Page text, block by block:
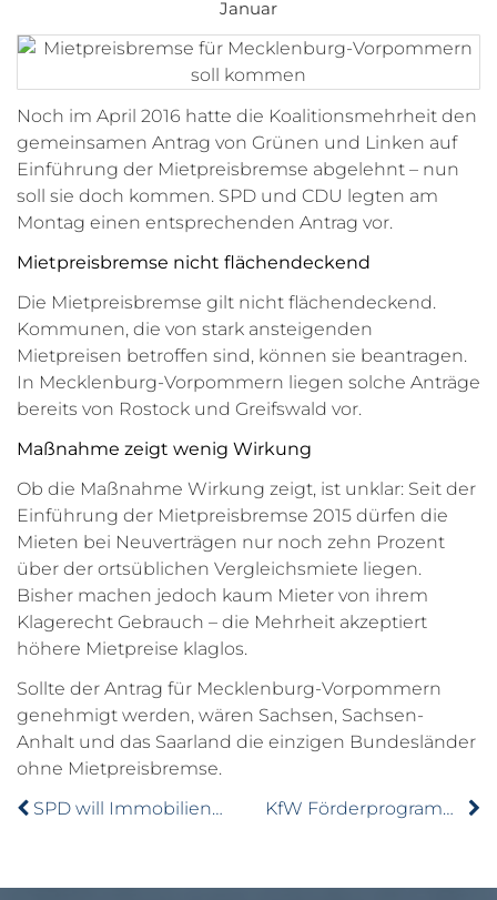
Januar
Noch im April 2016 hatte die Koalitionsmehrheit den
gemeinsamen Antrag von Grünen und Linken auf
Einführung der Mietpreisbremse abgelehnt – nun
soll sie doch kommen. SPD und CDU legten am
Montag einen entsprechenden Antrag vor.
Mietpreisbremse nicht flächendeckend
Die Mietpreisbremse gilt nicht flächendeckend.
Kommunen, die von stark ansteigenden
Mietpreisen betroffen sind, können sie beantragen.
In Mecklenburg-Vorpommern liegen solche Anträge
bereits von Rostock und Greifswald vor.
Maßnahme zeigt wenig Wirkung
Ob die Maßnahme Wirkung zeigt, ist unklar: Seit der
Einführung der Mietpreisbremse 2015 dürfen die
Mieten bei Neuverträgen nur noch zehn Prozent
über der ortsüblichen Vergleichsmiete liegen.
Bisher machen jedoch kaum Mieter von ihrem
Klagerecht Gebrauch – die Mehrheit akzeptiert
höhere Mietpreise klaglos.
Sollte der Antrag für Mecklenburg-Vorpommern
genehmigt werden, wären Sachsen, Sachsen-
Anhalt und das Saarland die einzigen Bundesländer
ohne Mietpreisbremse.
SPD will Immobilienkäufer entlasten
KfW Förderprogramm Solarstromspeicher: Neue Fördermittel